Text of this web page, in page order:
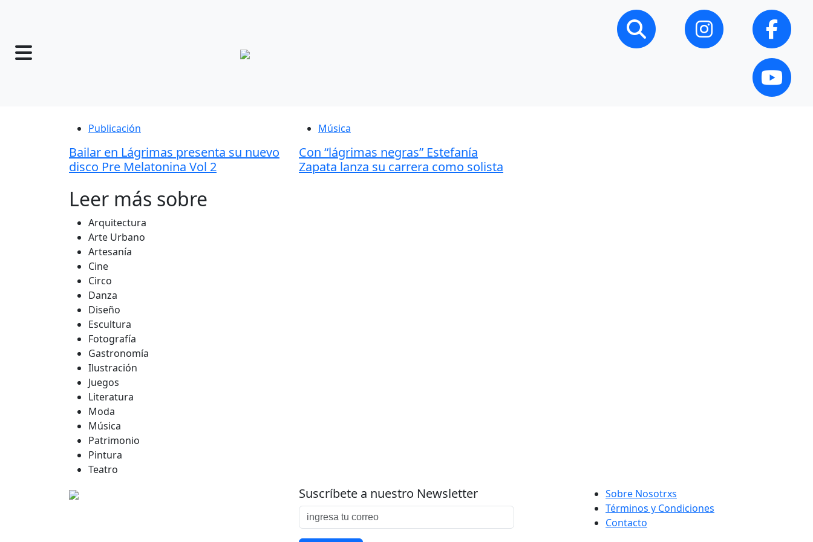
Publicación
Bailar en Lágrimas presenta su nuevo
disco Pre Melatonina Vol 2
Música
Con “lágrimas negras” Estefanía
Zapata lanza su carrera como solista
Leer más sobre
Arquitectura
Arte Urbano
Artesanía
Cine
Circo
Danza
Diseño
Escultura
Fotografía
Gastronomía
Ilustración
Juegos
Literatura
Moda
Música
Patrimonio
Pintura
Teatro
Suscríbete a nuestro Newsletter
Sobre Nosotrxs
Términos y Condiciones
Contacto